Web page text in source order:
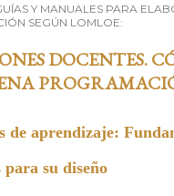
Y MANUALES PARA
SEGÚN LOMLOE:
DOCENTES.
de aprendizaje:
para su diseño